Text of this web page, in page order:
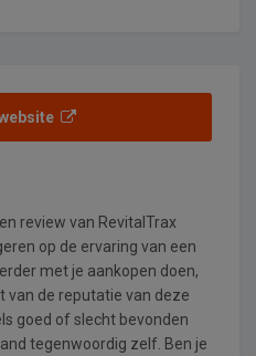
review van RevitalTrax
op de ervaring van een
met je aankopen doen,
van de reputatie van deze
goed of slecht bevonden
tegenwoordig zelf. Ben je